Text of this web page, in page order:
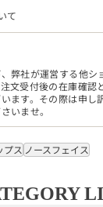
て
弊社が運営する他シ
文受付後の在庫確認
ます。その際は申し
いませ。
プス ノースフェイス